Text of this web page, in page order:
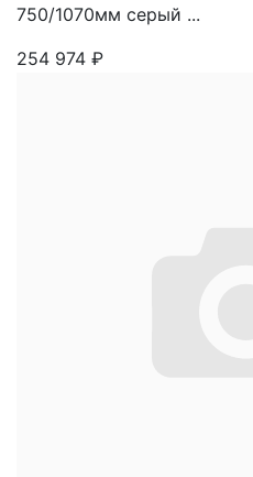
750/1070мм серый ...
254 974 ₽